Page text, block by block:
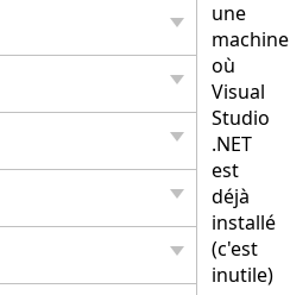
une
machine
où
Visual
Studio
.NET
est
déjà
installé
(c'est
inutile)